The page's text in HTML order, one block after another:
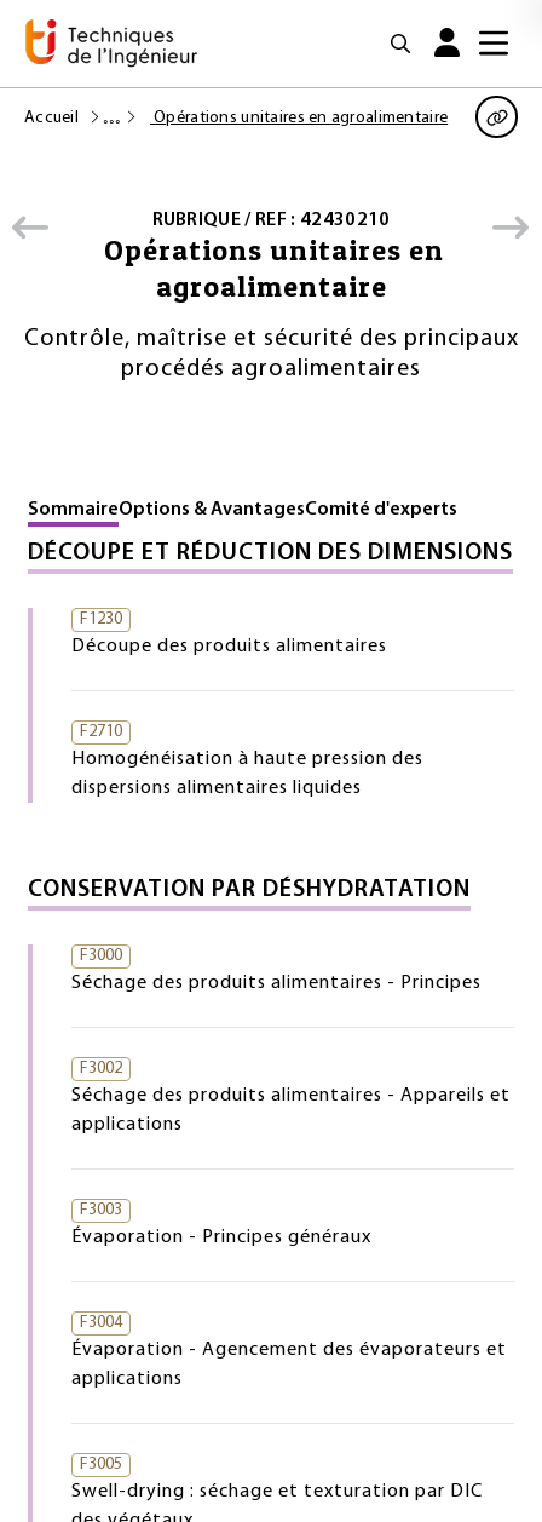
Accueil Opérations unitaires en agroalimentaire
RUBRIQUE / REF : 42430210
Opérations unitaires en
agroalimentaire
Contrôle, maîtrise et sécurité des principaux
procédés agroalimentaires
SommaireOptions & AvantagesComité d'experts
DÉCOUPE ET RÉDUCTION DES DIMENSIONS
F1230
Découpe des produits alimentaires
F2710
Homogénéisation à haute pression des
dispersions alimentaires liquides
CONSERVATION PAR DÉSHYDRATATION
F3000
Séchage des produits alimentaires - Principes
F3002
Séchage des produits alimentaires - Appareils et
applications
F3003
Évaporation - Principes généraux
F3004
Évaporation - Agencement des évaporateurs et
applications
F3005
Swell-drying : séchage et texturation par DIC